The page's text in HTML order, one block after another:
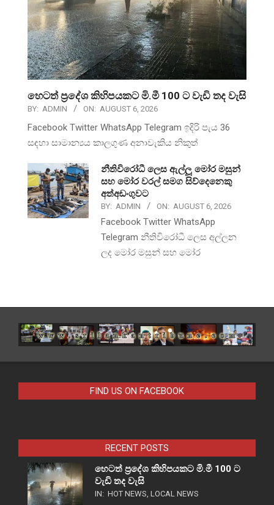
හෙටත් ප්‍රදේශ කිහිපයකට මි.මී 100 ට වැඩි තද වැසි
BY: ADMIN ON: AUGUST 6, 2026
Facebook Twitter WhatsApp Telegram ඉදිරි පැය 36
සඳහා සාමාන්‍යය කාලගුණ අනාවැකිය නිකුත්
නීතිවිරෝධී ලෙස ඇල්ලූ මෝර මසුන්
සහ මෝර වරල් සමග සිව්දෙනෙකු
අත්අඩංගුවට
BY: ADMIN ON: AUGUST 6, 2026
Facebook Twitter WhatsApp
Telegram නීතිවිරෝධී ලෙස අල්ලන
ලද මෝර මසුන් සහ මෝර
FIND US ON FACEBOOK
RECENT POSTS
හෙටත් ප්‍රදේශ කිහිපයකට මි.මී 100 ට
වැඩි තද වැසි
IN: HOT NEWS, LOCAL NEWS